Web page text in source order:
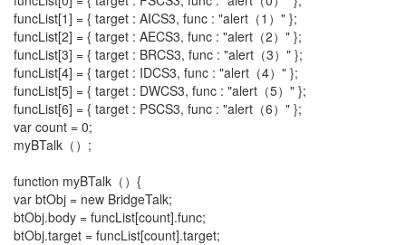
funcList[1] = { target : AICS3, func : "alert（1）" };
funcList[2] = { target : AECS3, func : "alert（2）" };
funcList[3] = { target : BRCS3, func : "alert（3）" };
funcList[4] = { target : IDCS3, func : "alert（4）" };
funcList[5] = { target : DWCS3, func : "alert（5）" };
funcList[6] = { target : PSCS3, func : "alert（6）" };
var count = 0;
myBTalk（）;
function myBTalk（）{
var btObj = new BridgeTalk;
btObj.body = funcList[count].func;
btObj.target = funcList[count].target;